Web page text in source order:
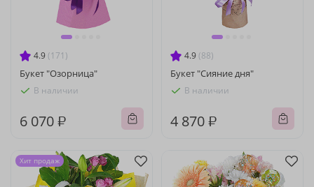
4.9 (171)
Букет "Озорница"
В наличии
6 070 ₽
4.9 (88)
Букет "Сияние дня"
В наличии
4 870 ₽
Хит продаж